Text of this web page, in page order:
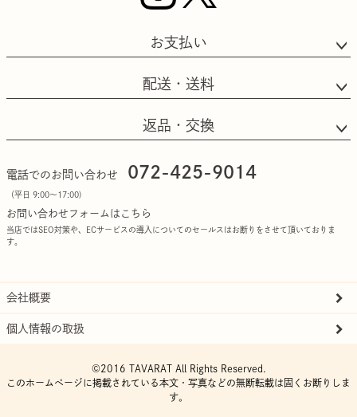
お支払い
配送・送料
返品・交換
電話でのお問い合わせ 072-425-9014
（平日 9:00〜17:00)
お問い合わせフォームはこちら
当店ではSEO対策や、ECサービスの導入についてのセールスはお断りをさせて頂いておりま
す。
会社概要
個人情報の取扱
©2016 TAVARAT All Rights Reserved.
このホームページに掲載されている本文・写真などの無断転載は固くお断りしま
す。